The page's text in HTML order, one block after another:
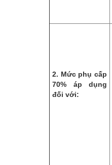
2. Mức phụ cấp
70% áp dụng
đối với: